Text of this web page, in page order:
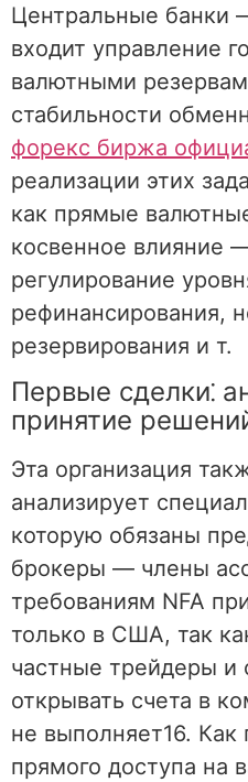
Центральные банки
входит управление
валютными
стабильности
форекс биржа
реализации этих
как прямые
косвенное влияние
регулирование
рефинансирования,
резервирования и т.
Первые сделки⁚
принятие
Эта организация
анализирует
которую обязаны
брокеры — члены
требованиям NFA
только в США, так
частные трейдеры и
открывать счета в
не выполняет16.
прямого доступа на